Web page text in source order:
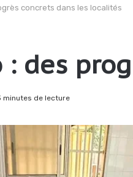
concrets dans les localités
: des
minutes de lecture